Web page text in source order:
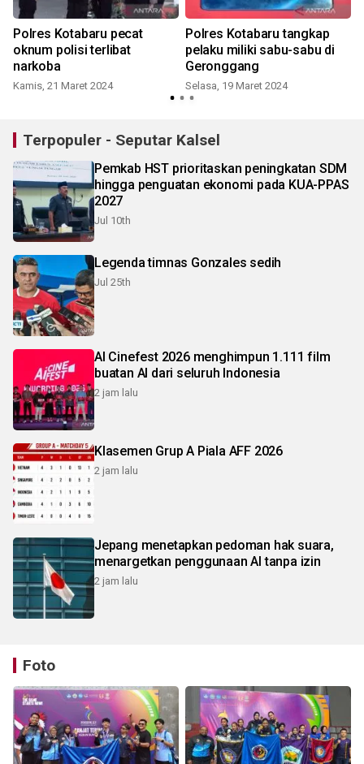
Polres Kotabaru pecat
oknum polisi terlibat
narkoba
Kamis, 21 Maret 2024
Polres Kotabaru tangkap
pelaku miliki sabu-sabu di
Geronggang
Selasa, 19 Maret 2024
Terpopuler - Seputar Kalsel
Pemkab HST prioritaskan peningkatan SDM
hingga penguatan ekonomi pada KUA-PPAS
2027
Jul 10th
Legenda timnas Gonzales sedih
Jul 25th
AI Cinefest 2026 menghimpun 1.111 film
buatan AI dari seluruh Indonesia
2 jam lalu
Klasemen Grup A Piala AFF 2026
2 jam lalu
Jepang menetapkan pedoman hak suara,
menargetkan penggunaan AI tanpa izin
2 jam lalu
Foto